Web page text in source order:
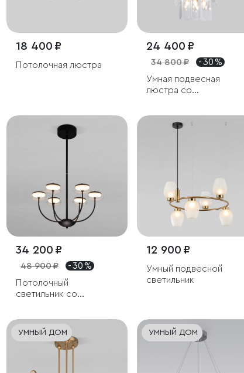
18 400 ₽
Потолочная люстра
24 400 ₽
34 800 ₽
- 30 %
Умная подвесная
люстра со
34 200 ₽
48 900 ₽
- 30 %
Потолочный
светильник со
12 900 ₽
Умный подвесной
светильник
УМНЫЙ ДОМ УМНЫЙ ДОМ